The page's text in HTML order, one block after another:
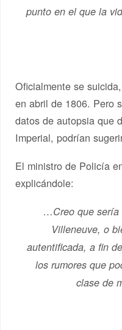
punto en el que la
Oficialmente se
en abril de 1806. Pero
datos de autopsia que
Imperial, podrían
El ministro de Policía
explicándole:
…Creo que sería
Villeneuve, o
autentificada, a fin
los rumores que
clase de